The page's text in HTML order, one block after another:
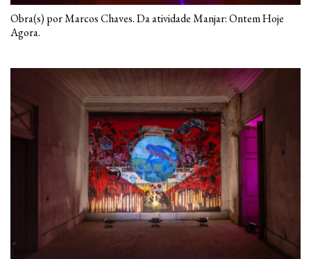
Obra(s) por Marcos Chaves. Da atividade Manjar: Ontem Hoje
Agora.